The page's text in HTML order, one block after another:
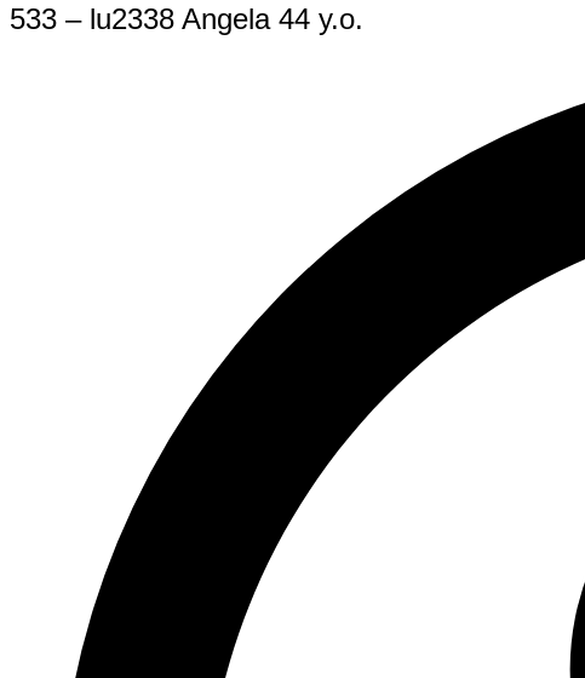
533 – lu2338 Angela 44 y.o.